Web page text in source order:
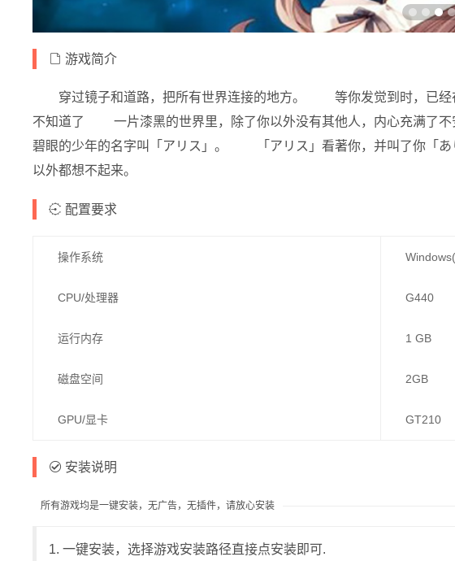
游戏简介
穿过镜子和道路，把所有世界连接的地方。 等你发觉到时，已
不知道了 一片漆黑的世界里，除了你以外没有其他人，内心充满
碧眼的少年的名字叫「アリス」。 「アリス」看著你，并叫了你「
以外都想不起来。
配置要求
操作系统
CPU/处理器 G440
运行内存 1 GB
磁盘空间 2GB
GPU/显卡 GT210
安装说明
所有游戏均是一键安装，无广告，无插件，请放心安装
1. 一键安装，选择游戏安装路径直接点安装即可.